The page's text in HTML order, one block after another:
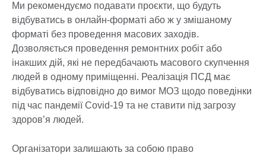
Ми рекомендуємо подавати проєкти, що будуть
відбуватись в онлайн-форматі або ж у змішаному
форматі без проведення масових заходів.
Дозволяється проведення ремонтних робіт або
інакших дій, які не передбачають масового скупчення
людей в одному приміщенні. Реалізація ПСД має
відбуватись відповідно до вимог МОЗ щодо поведінки
під час пандемії Covid-19 та не ставити під загрозу
здоров’я людей.
Організатори залишають за собою право